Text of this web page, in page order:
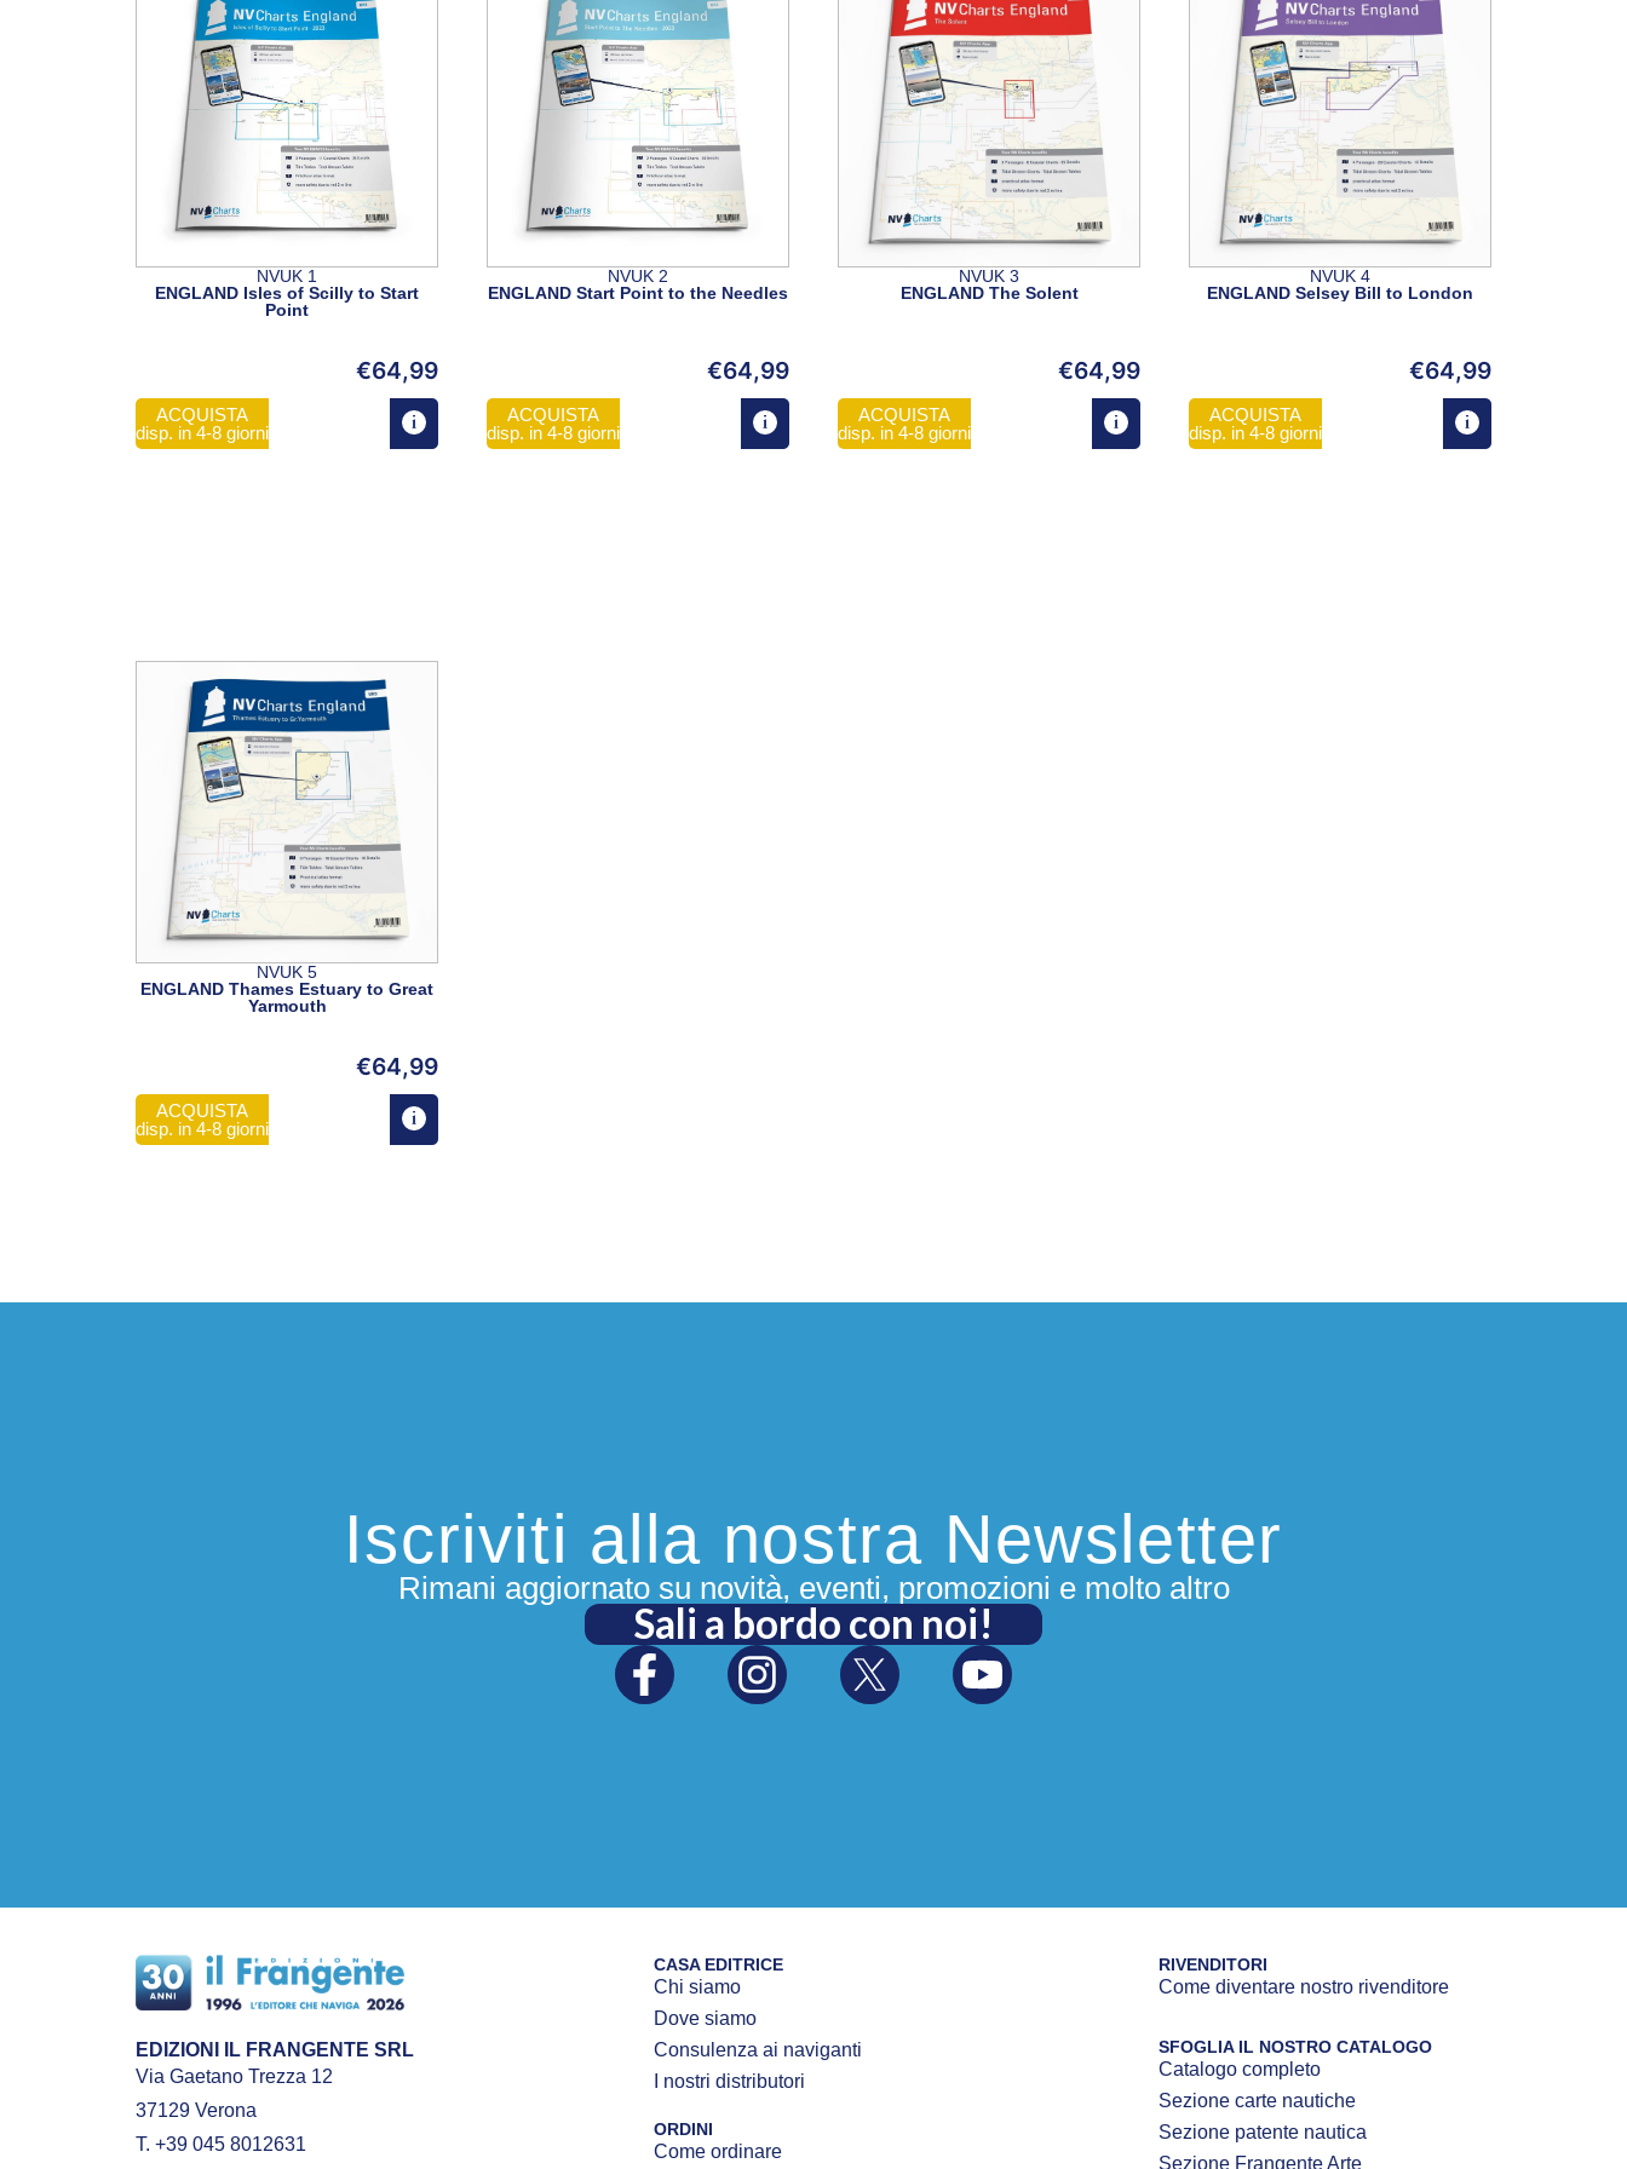
NVUK 1
ENGLAND Isles of Scilly to Start
Point
€64,99
ACQUISTA
disp. in 4-8 giorni
NVUK 2
ENGLAND Start Point to the Needles
€64,99
ACQUISTA
disp. in 4-8 giorni
NVUK 3
ENGLAND The Solent
€64,99
ACQUISTA
disp. in 4-8 giorni
NVUK 4
ENGLAND Selsey Bill to London
€64,99
ACQUISTA
disp. in 4-8 giorni
NVUK 5
ENGLAND Thames Estuary to Great
Yarmouth
€64,99
ACQUISTA
disp. in 4-8 giorni
Iscriviti alla nostra Newsletter
Rimani aggiornato su novità, eventi, promozioni e molto altro
Sali a bordo con noi!
EDIZIONI IL FRANGENTE SRL
Via Gaetano Trezza 12
37129 Verona
T. +39 045 8012631
CASA EDITRICE
Chi siamo
Dove siamo
Consulenza ai naviganti
I nostri distributori
ORDINI
Come ordinare
RIVENDITORI
Come diventare nostro rivenditore
SFOGLIA IL NOSTRO CATALOGO
Catalogo completo
Sezione carte nautiche
Sezione patente nautica
Sezione Frangente Arte